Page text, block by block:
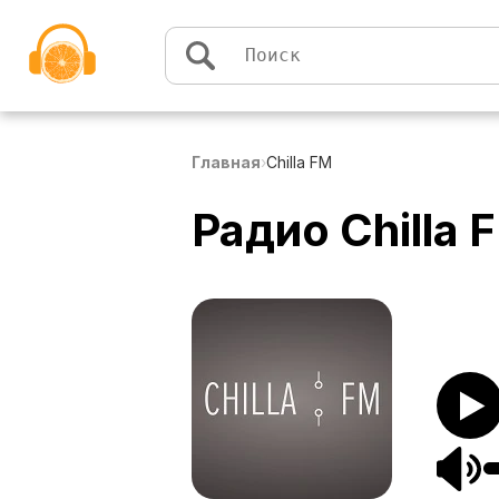
Главная›Chilla FM
Радио Chilla